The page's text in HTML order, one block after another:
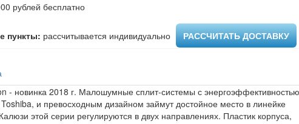
рублей бесплатно
пункты: рассчитывается индивидуально ​ РАССЧИТАТЬ ДОСТАВКУ
- новинка 2018 г. Малошумные сплит-системы с энергоэффективностью
и превосходным дизайном займут достойное место в линейке
этой серии регулируются в двух направлениях. Пластик корпуса,